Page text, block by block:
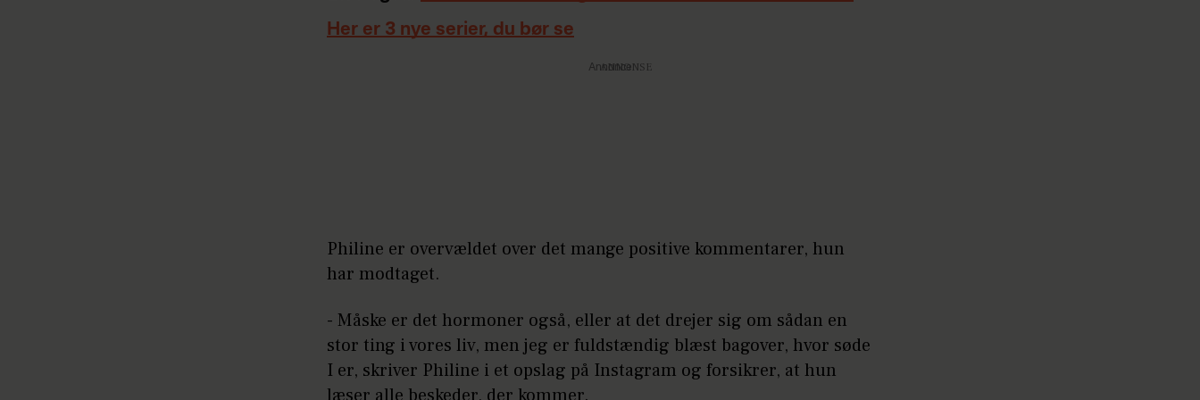
Her er 3 nye serier, du bør se
Annonce
Philine er overvældet over det mange positive kommentarer, hun
har modtaget.
- Måske er det hormoner også, eller at det drejer sig om sådan en
stor ting i vores liv, men jeg er fuldstændig blæst bagover, hvor søde
I er, skriver Philine i et opslag på Instagram og forsikrer, at hun